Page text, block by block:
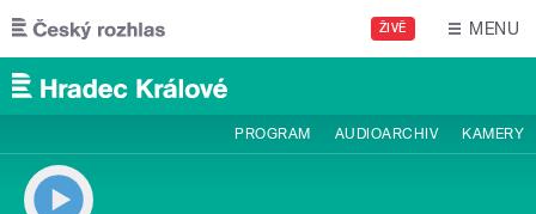
Přejít k hlavnímu obsahu
ŽIVĚ MENU
PROGRAM AUDIOARCHIV KAMERY